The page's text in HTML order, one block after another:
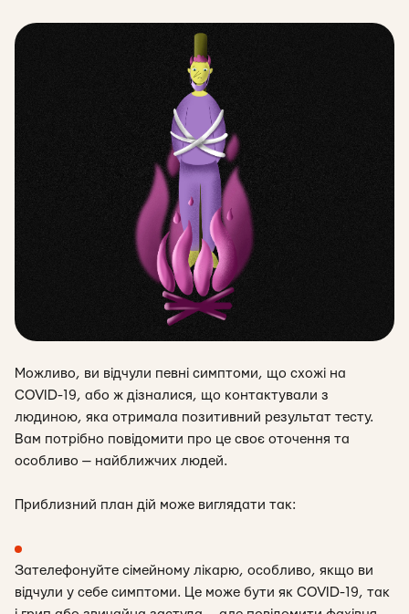
Можливо, ви відчули певні симптоми, що схожі на
COVID-19, або ж дізналися, що контактували з
людиною, яка отримала позитивний результат тесту.
Вам потрібно повідомити про це своє оточення та
особливо — найближчих людей.
Приблизний план дій може виглядати так:
Зателефонуйте сімейному лікарю, особливо, якщо ви
відчули у себе симптоми. Це може бути як COVID-19, так